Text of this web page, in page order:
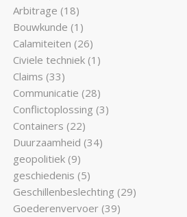
Arbitrage (18)
Bouwkunde (1)
Calamiteiten (26)
Civiele techniek (1)
Claims (33)
Communicatie (28)
Conflictoplossing (3)
Containers (22)
Duurzaamheid (34)
geopolitiek (9)
geschiedenis (5)
Geschillenbeslechting (29)
Goederenvervoer (39)